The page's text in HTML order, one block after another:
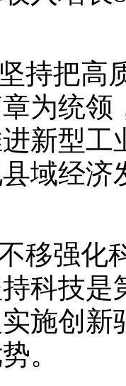
持把高
为统领
新型工
域经济
不移强
科技是
施创新
。